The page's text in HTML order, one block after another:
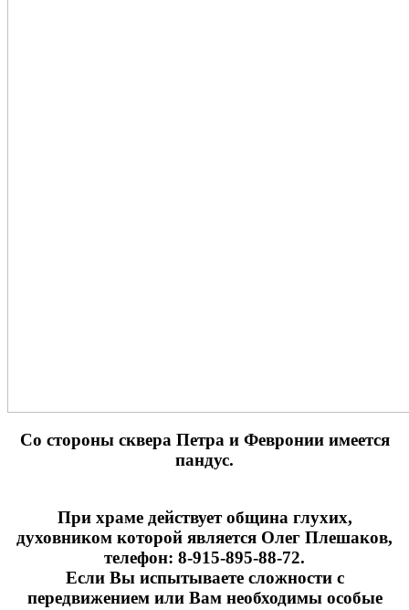
Cо стороны сквера Петра и Февронии имеется
пандус.
При храме действует община глухих,
духовником которой является Олег Плешаков,
телефон: 8-915-895-88-72.
Если Вы испытываете сложности с
передвижением или Вам необходимы особые